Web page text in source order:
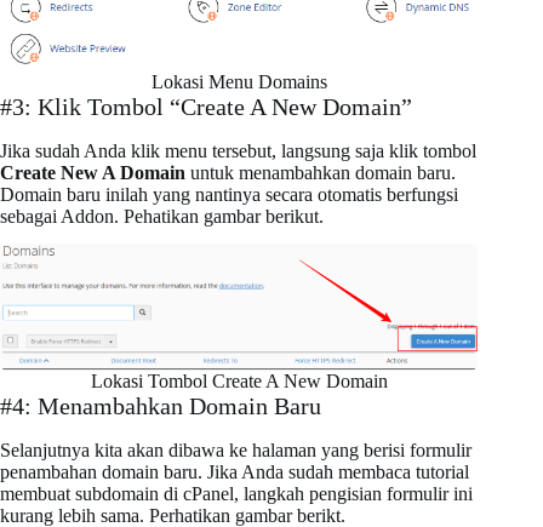
Lokasi Menu Domains
#3: Klik Tombol “Create A New Domain”
Jika sudah Anda klik menu tersebut, langsung saja klik tombol
Create New A Domain untuk menambahkan domain baru.
Domain baru inilah yang nantinya secara otomatis berfungsi
sebagai Addon. Pehatikan gambar berikut.
Lokasi Tombol Create A New Domain
#4: Menambahkan Domain Baru
Selanjutnya kita akan dibawa ke halaman yang berisi formulir
penambahan domain baru. Jika Anda sudah membaca tutorial
membuat subdomain di cPanel, langkah pengisian formulir ini
kurang lebih sama. Perhatikan gambar berikt.